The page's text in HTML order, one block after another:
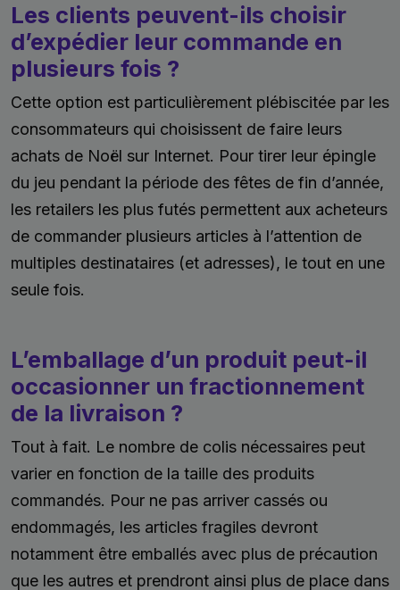
Les clients peuvent-ils choisir
d’expédier leur commande en
plusieurs fois ?
Cette option est particulièrement plébiscitée par les
consommateurs qui choisissent de faire leurs
achats de Noël sur Internet. Pour tirer leur épingle
du jeu pendant la période des fêtes de fin d’année,
les retailers les plus futés permettent aux acheteurs
de commander plusieurs articles à l’attention de
multiples destinataires (et adresses), le tout en une
seule fois.
L’emballage d’un produit peut-il
occasionner un fractionnement
de la livraison ?
Tout à fait. Le nombre de colis nécessaires peut
varier en fonction de la taille des produits
commandés. Pour ne pas arriver cassés ou
endommagés, les articles fragiles devront
notamment être emballés avec plus de précaution
que les autres et prendront ainsi plus de place dans